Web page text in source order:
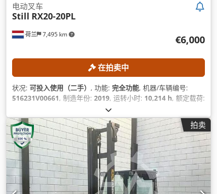
荷兰 7,495 km
电动叉车
Still RX20-20PL
€6,000
在拍卖中
状况: 可投入使用（二手） , 功能: 完全功能, 机器/车辆编号:
516231V00661, 制造年份: 2019, 运转小时: 10,214 h, 额定载荷:
7,960 毫米
型:电动, 桅杆类型:三重式 (triplex), 叉长:1,200 毫米,
拍卖